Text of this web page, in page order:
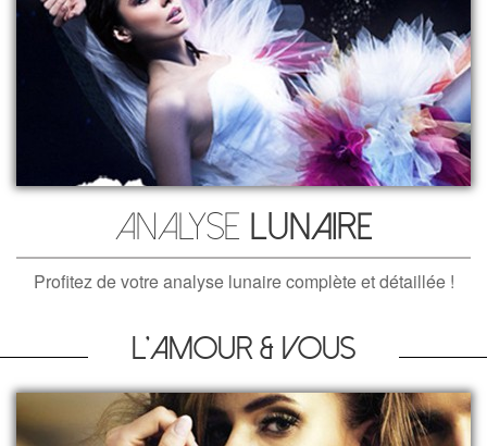
Analyse lunaire
Profitez de votre analyse lunaire complète et détaillée !
L'amour & vous